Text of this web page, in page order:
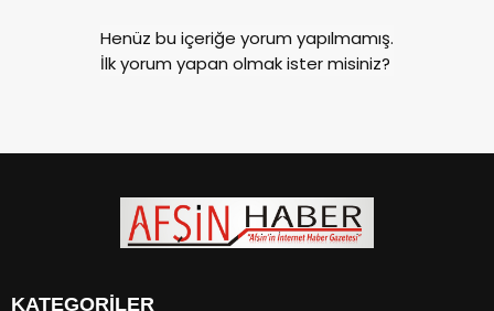
Henüz bu içeriğe yorum yapılmamış.
İlk yorum yapan olmak ister misiniz?
KATEGORİLER